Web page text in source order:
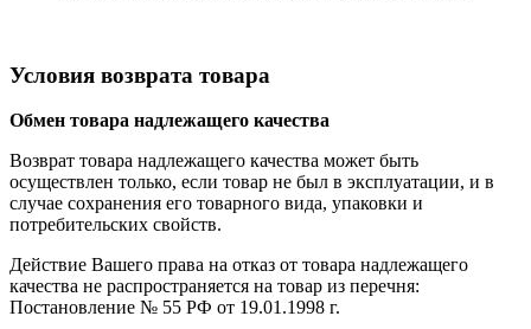
Условия возврата товара
Обмен товара надлежащего качества
Возврат товара надлежащего качества может быть
осуществлен только, если товар не был в эксплуатации, и в
случае сохранения его товарного вида, упаковки и
потребительских свойств.
Действие Вашего права на отказ от товара надлежащего
качества не распространяется на товар из перечня:
Постановление № 55 РФ от 19.01.1998 г.